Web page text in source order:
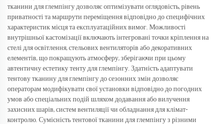
тканини для глемпінгу дозволяє оптимізувати оглядовість, рівень
приватності та маршрути переміщення відповідно до специфічних
характеристик місця та експлуатаційних вимог. Можливості
внутрішньої кастомізації включають інтегровані точки кріплення на
стелі для освітлення, стельових вентиляторів або декоративних
елементів, що покращують атмосферу, зберігаючи при цьому
автентичну естетику тенту для глемпінгу. Здатність адаптувати
тентову тканину для глемпінгу до сезонних змін дозволяє
операторам модифікувати свої установки відповідно до погодних
умов або спеціальних подій шляхом додавання або вилучення
захисних шарів, систем вентиляції чи обладнання для клімат-
контролю. Сумісність тентової тканини для глемпінгу з різними